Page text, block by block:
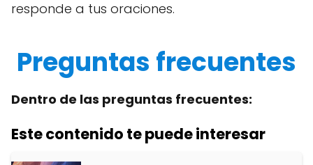
responde a tus oraciones.
Preguntas frecuentes
Dentro de las preguntas frecuentes:
Este contenido te puede interesar